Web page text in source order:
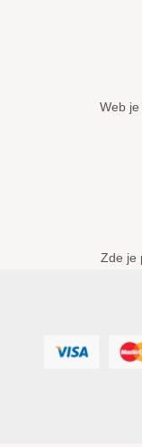
Web
Zde je